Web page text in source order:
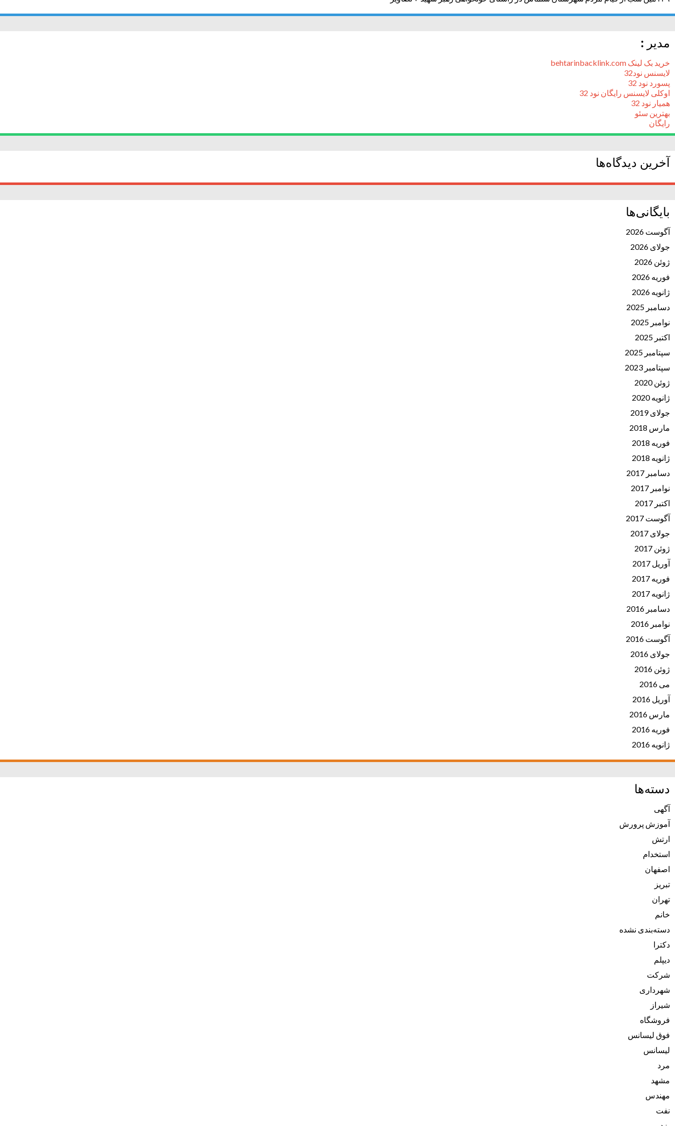
مدیر :
خرید بک لینک behtarinbacklink.com
لایسنس نود32
پسورد نود 32
اوکلی لایسنس رایگان نود 32
همیار نود 32
بهترین سئو
رایگان
آخرین دیدگاه‌ها
بایگانی‌ها
آگوست 2026
جولای 2026
ژوئن 2026
فوریه 2026
ژانویه 2026
دسامبر 2025
نوامبر 2025
اکتبر 2025
سپتامبر 2025
سپتامبر 2023
ژوئن 2020
ژانویه 2020
جولای 2019
مارس 2018
فوریه 2018
ژانویه 2018
دسامبر 2017
نوامبر 2017
اکتبر 2017
آگوست 2017
جولای 2017
ژوئن 2017
آوریل 2017
فوریه 2017
ژانویه 2017
دسامبر 2016
نوامبر 2016
آگوست 2016
جولای 2016
ژوئن 2016
می 2016
آوریل 2016
مارس 2016
فوریه 2016
ژانویه 2016
دسته‌ها
آگهی
آموزش پرورش
ارتش
استخدام
اصفهان
تبریز
تهران
خانم
دسته‌بندی نشده
دکترا
دیپلم
شرکت
شهرداری
شیراز
فروشگاه
فوق لیسانس
لیسانس
مرد
مشهد
مهندس
نفت